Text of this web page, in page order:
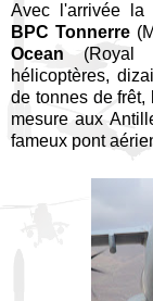
Avec l'arrivée la
BPC Tonnerre
Ocean (Royal
hélicoptères,
de tonnes de frêt,
mesure aux
fameux pont